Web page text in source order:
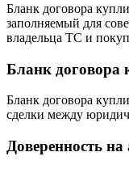
Бланк договора
заполняемый для
владельца ТС и
Бланк договора
Бланк договора
сделки между
Доверенность